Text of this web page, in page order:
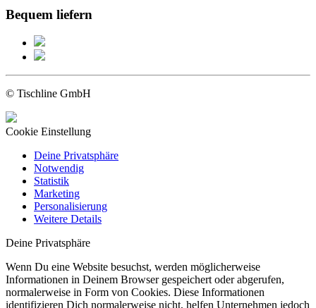
Bequem liefern
© Tischline GmbH
Cookie Einstellung
Deine Privatsphäre
Notwendig
Statistik
Marketing
Personalisierung
Weitere Details
Deine Privatsphäre
Wenn Du eine Website besuchst, werden möglicherweise
Informationen in Deinem Browser gespeichert oder abgerufen,
normalerweise in Form von Cookies. Diese Informationen
identifizieren Dich normalerweise nicht, helfen Unternehmen jedoch